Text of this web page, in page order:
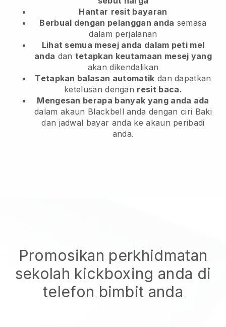
Hantar resit bayaran
Berbual dengan pelanggan anda semasa
dalam perjalanan
Lihat semua mesej anda dalam peti mel
anda dan tetapkan keutamaan mesej yang
akan dikendalikan
Tetapkan balasan automatik dan dapatkan
ketelusan dengan resit baca.
Mengesan berapa banyak yang anda ada
dalam akaun Blackbell anda dengan ciri Baki
dan jadwal bayar anda ke akaun peribadi
anda.
Promosikan perkhidmatan
sekolah kickboxing anda di
telefon bimbit anda